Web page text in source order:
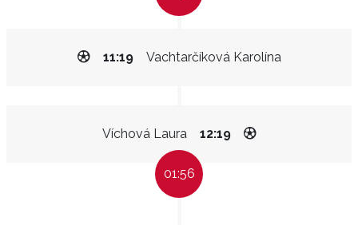
Vachtarčíková Karolína
11:19
Víchová Laura 12:19
01:56